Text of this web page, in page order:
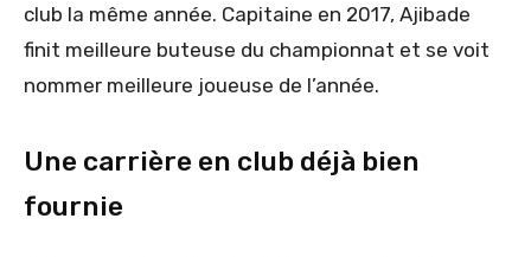
club la même année. Capitaine en 2017, Ajibade
finit meilleure buteuse du championnat et se voit
nommer meilleure joueuse de l’année.
Une carrière en club déjà bien
fournie